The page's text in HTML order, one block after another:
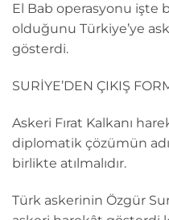
El Bab operasyonu işte
olduğunu Türkiye’ye
gösterdi.
SURİYE’DEN ÇIKIŞ
Askeri Fırat Kalkanı
diplomatik çözümün
birlikte atılmalıdır.
Türk askerinin Özgür